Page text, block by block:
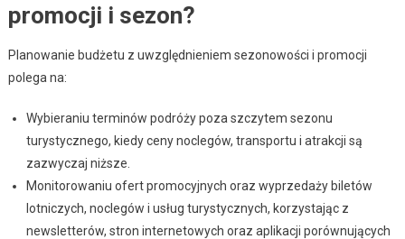
promocji i sezon?
Planowanie budżetu z uwzględnieniem sezonowości i promocji
polega na:
Wybieraniu terminów podróży poza szczytem sezonu
turystycznego, kiedy ceny noclegów, transportu i atrakcji są
zazwyczaj niższe.
Monitorowaniu ofert promocyjnych oraz wyprzedaży biletów
lotniczych, noclegów i usług turystycznych, korzystając z
newsletterów, stron internetowych oraz aplikacji porównujących